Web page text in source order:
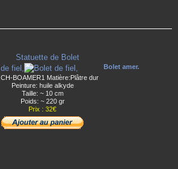
Bolet amer.
BOAMER1 Matière:Plâtre dur
Peinture: huile alkyde
Taille: ~ 10 cm
Poids: ~ 220 gr
Prix : 32€